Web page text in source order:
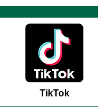
TikTok